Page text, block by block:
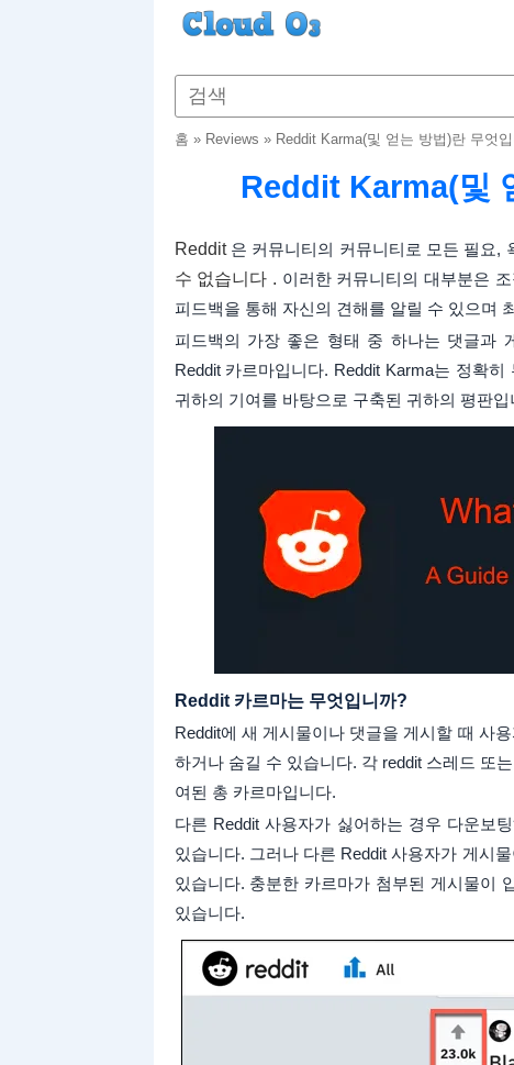
홈 » Reviews » Reddit Karma(및 얻는 방법)란 무엇
Reddit Karma(및
Reddit은 커뮤니티의 커뮤니티로 모든 필요,
수 없습니다 . 이러한 커뮤니티의 대부분은
피드백을 통해 자신의 견해를 알릴 수 있으며
피드백의 가장 좋은 형태 중 하나는 댓글과
Reddit 카르마입니다. Reddit Karma는 정확
귀하의 기여를 바탕으로 구축된 귀하의 평판
Reddit 카르마는 무엇입니까?
Reddit에 새 게시물이나 댓글을 게시할 때 사
하거나 숨길 수 있습니다. 각 reddit 스레드 또
여된 총 카르마입니다.
다른 Reddit 사용자가 싫어하는 경우 다운보
있습니다. 그러나 다른 Reddit 사용자가 게시
있습니다. 충분한 카르마가 첨부된 게시물이
있습니다.